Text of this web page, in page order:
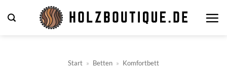
Inhalt
Start » Betten » Komfortbett